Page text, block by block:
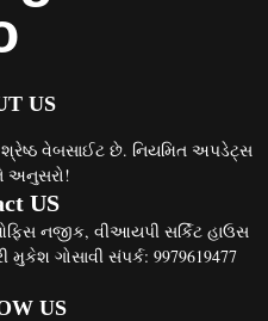
US
શ્રેષ્ઠ વેબસાઈટ છે. નિયમિત અપડેટ્સ
અનુસરો!
US
નજીક, વીઆયપી સર્કિટ હાઉસ
મુકેશ ગોસાવી સંપર્ક: 9979619477
US